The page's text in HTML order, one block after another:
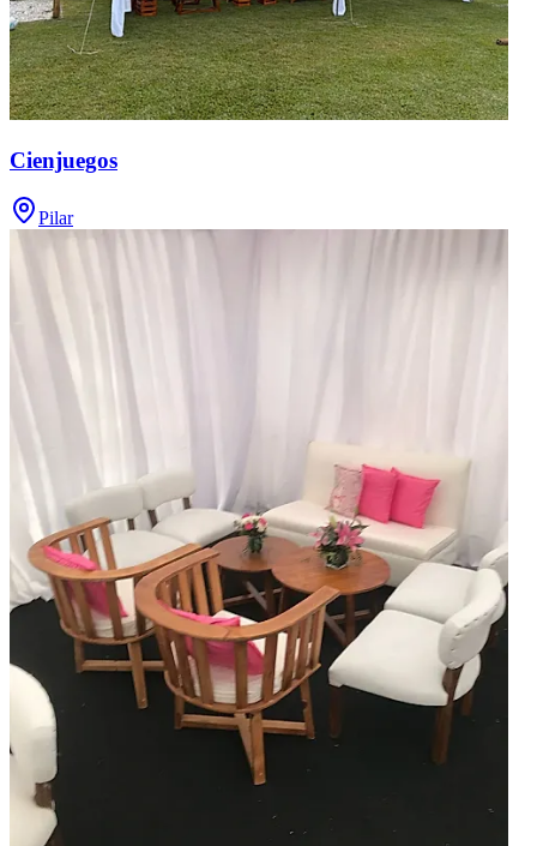
Cienjuegos
Pilar